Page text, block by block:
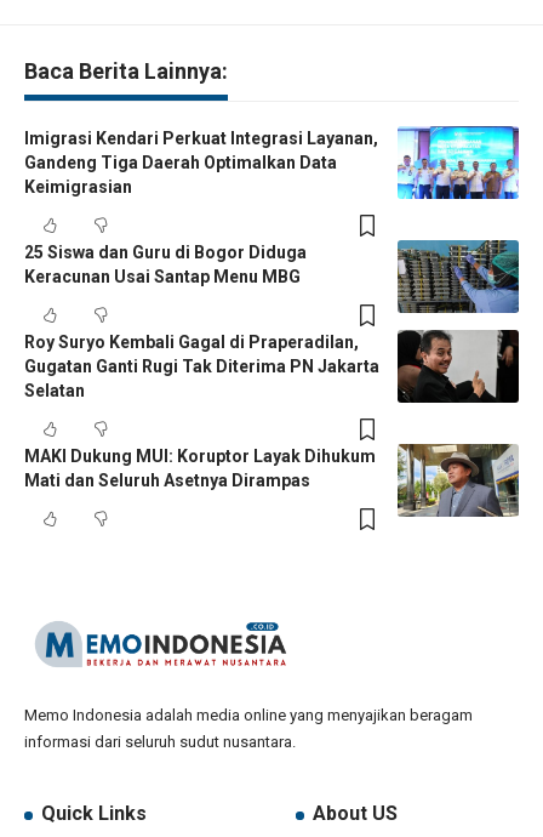
Baca Berita Lainnya:
Imigrasi Kendari Perkuat Integrasi Layanan,
Gandeng Tiga Daerah Optimalkan Data
Keimigrasian
25 Siswa dan Guru di Bogor Diduga
Keracunan Usai Santap Menu MBG
Roy Suryo Kembali Gagal di Praperadilan,
Gugatan Ganti Rugi Tak Diterima PN Jakarta
Selatan
MAKI Dukung MUI: Koruptor Layak Dihukum
Mati dan Seluruh Asetnya Dirampas
Memo Indonesia adalah media online yang menyajikan beragam
informasi dari seluruh sudut nusantara.
Quick Links About US